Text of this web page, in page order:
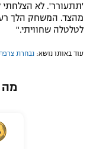
'תתעורר'. לא הצלחתי
מהצד. המשחק הלך רע
לטלטלה שחוויתי."
עוד באותו נושא: נבחרת
מה